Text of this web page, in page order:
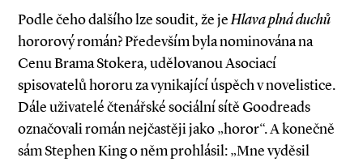
Podle čeho dalšího lze soudit, že jeHlava plná duchů
hororový román? Především byla nominována na
Cenu Brama Stokera, udělovanou Asociací
spisovatelů hororu za vynikající úspěch v novelistice.
Dále uživatelé čtenářské sociální sítě Goodreads
označovali román nejčastěji jako „horor“. A konečně
sám Stephen King o něm prohlásil: „Mne vyděsil